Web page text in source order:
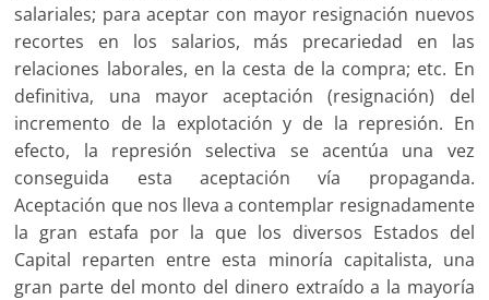
salariales; para aceptar con mayor resignación nuevos
recortes en los salarios, más precariedad en las
relaciones laborales, en la cesta de la compra; etc. En
definitiva, una mayor aceptación (resignación) del
incremento de la explotación y de la represión. En
efecto, la represión selectiva se acentúa una vez
conseguida esta aceptación vía propaganda.
Aceptación que nos lleva a contemplar resignadamente
la gran estafa por la que los diversos Estados del
Capital reparten entre esta minoría capitalista, una
gran parte del monto del dinero extraído a la mayoría